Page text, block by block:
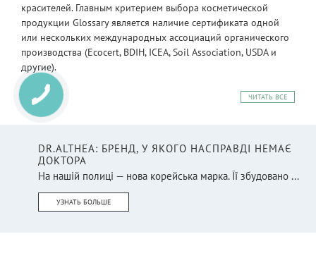
красителей. Главным критерием выбора косметической
продукции Glossary является наличие сертификата одной
или нескольких международных ассоциаций органического
производства (Ecocert, BDIH, ICEA, Soil Association, USDA и
другие).
ЧИТАТЬ ВСЕ
DR.ALTHEA: БРЕНД, У ЯКОГО НАСПРАВДІ НЕМАЄ
ДОКТОРА
На нашій полиці — нова корейська марка. Її збудовано ...
УЗНАТЬ БОЛЬШЕ